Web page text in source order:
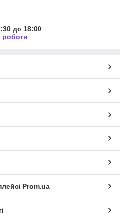
до 18:00
роботи
Prom.ua